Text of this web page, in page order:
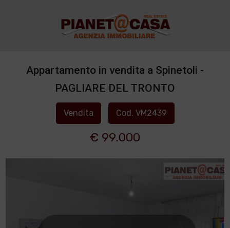
Appartamento in vendita a Spinetoli -
PAGLIARE DEL TRONTO
Vendita Cod. VM2439
€ 99.000